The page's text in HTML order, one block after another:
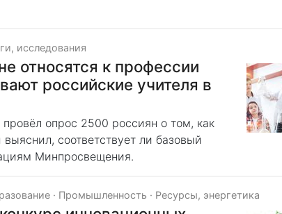
исследования
относятся к профессии
российские учителя в
опрос 2500 россиян о том, как
соответствует ли базовый
Минпросвещения.
· Промышленность · Ресурсы, энергетика